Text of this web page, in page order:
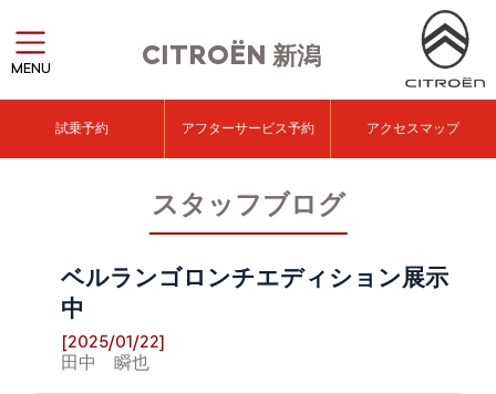
CITROËN 新潟
MENU
試乗予約 アフターサービス予約 アクセスマップ
スタッフブログ
ベルランゴロンチエディション展示
中
[2025/01/22]
田中 瞬也